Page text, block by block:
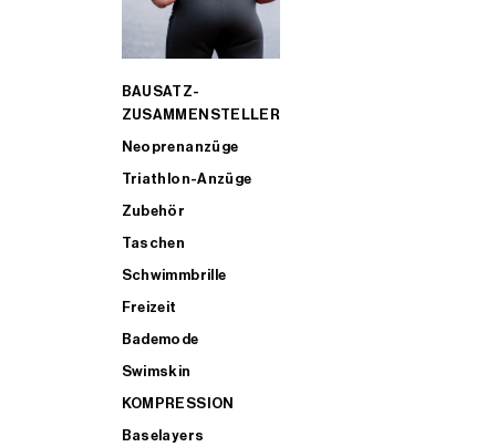
BAUSATZ-
ZUSAMMENSTELLER
Neoprenanzüge
Triathlon-Anzüge
Zubehör
Taschen
Schwimmbrille
Freizeit
Bademode
Swimskin
KOMPRESSION
Baselayers